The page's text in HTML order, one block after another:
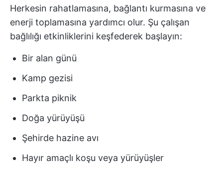
Herkesin rahatlamasına, bağlantı kurmasına ve
enerji toplamasına yardımcı olur. Şu çalışan
bağlılığı etkinliklerini keşfederek başlayın:
Bir alan günü
Kamp gezisi
Parkta piknik
Doğa yürüyüşü
Şehirde hazine avı
Hayır amaçlı koşu veya yürüyüşler